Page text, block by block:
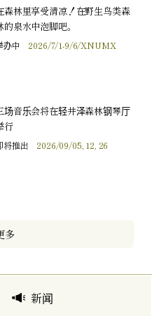
森林里享受清凉！在野生鸟类森
的泉水中泡脚吧。
办中 2026/7/1-9/6/XNUMX
场音乐会将在轻井泽森林钢琴厅
行
将推出 2026/09/05, 12, 26
多
新闻